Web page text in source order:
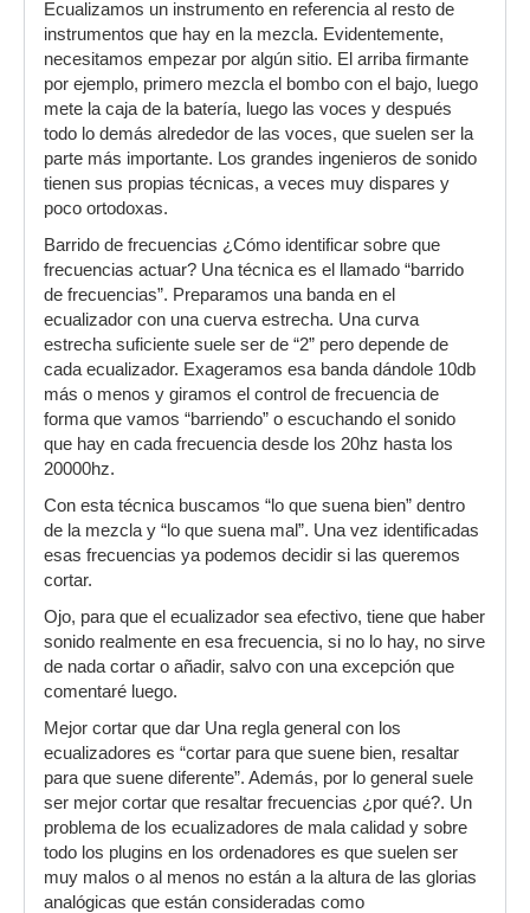
Ecualizamos un instrumento en referencia al resto de
instrumentos que hay en la mezcla. Evidentemente,
necesitamos empezar por algún sitio. El arriba firmante
por ejemplo, primero mezcla el bombo con el bajo, luego
mete la caja de la batería, luego las voces y después
todo lo demás alrededor de las voces, que suelen ser la
parte más importante. Los grandes ingenieros de sonido
tienen sus propias técnicas, a veces muy dispares y
poco ortodoxas.
Barrido de frecuencias ¿Cómo identificar sobre que
frecuencias actuar? Una técnica es el llamado “barrido
de frecuencias”. Preparamos una banda en el
ecualizador con una cuerva estrecha. Una curva
estrecha suficiente suele ser de “2” pero depende de
cada ecualizador. Exageramos esa banda dándole 10db
más o menos y giramos el control de frecuencia de
forma que vamos “barriendo” o escuchando el sonido
que hay en cada frecuencia desde los 20hz hasta los
20000hz.
Con esta técnica buscamos “lo que suena bien” dentro
de la mezcla y “lo que suena mal”. Una vez identificadas
esas frecuencias ya podemos decidir si las queremos
cortar.
Ojo, para que el ecualizador sea efectivo, tiene que haber
sonido realmente en esa frecuencia, si no lo hay, no sirve
de nada cortar o añadir, salvo con una excepción que
comentaré luego.
Mejor cortar que dar Una regla general con los
ecualizadores es “cortar para que suene bien, resaltar
para que suene diferente”. Además, por lo general suele
ser mejor cortar que resaltar frecuencias ¿por qué?. Un
problema de los ecualizadores de mala calidad y sobre
todo los plugins en los ordenadores es que suelen ser
muy malos o al menos no están a la altura de las glorias
analógicas que están consideradas como